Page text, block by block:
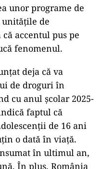
unor programe de
de
accentul pus pe
fenomenul.
deja că va
de droguri în
cu anul școlar 2025-
faptul că
de 16 ani
o dată în viață.
în ultimul an,
În plus, România